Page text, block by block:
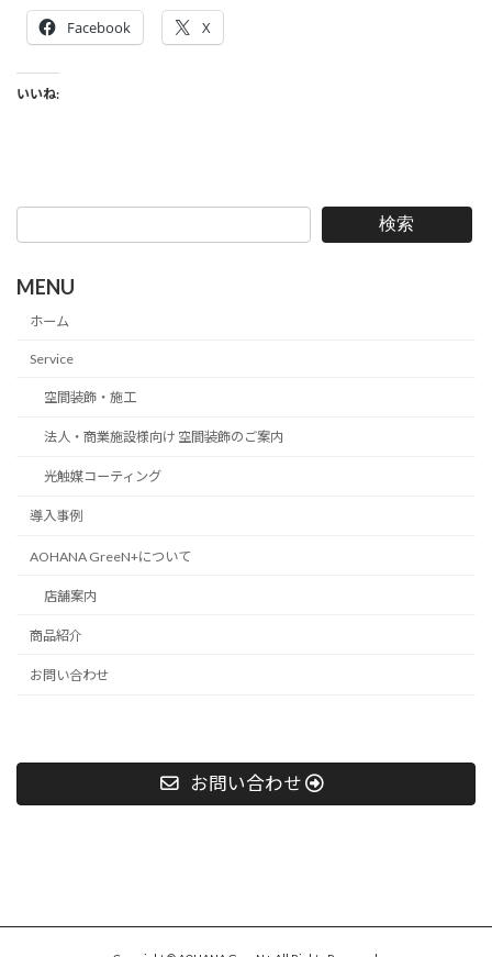
Facebook X
いいね:
検索
MENU
ホーム
Service
空間装飾・施工
法人・商業施設様向け 空間装飾のご案内
光触媒コーティング
導入事例
AOHANA GreeN+について
店舗案内
商品紹介
お問い合わせ
お問い合わせ